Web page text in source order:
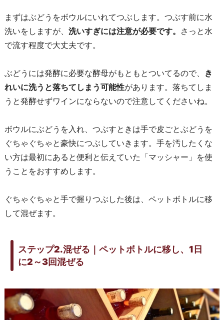
まずはぶどうをボウルにいれてつぶします。つぶす前に水
洗いをしますが、 洗いすぎには注意が必要です。 さっと水
で流す程度で大丈夫です。
ぶどうには発酵に必要な酵母がもともとついてるので、 き
れいに洗うと落ちてしまう可能性があります。落ちてしま
うと発酵せずワインにならないので注意してくださいね。
ボウルにぶどうを入れ、つぶすときは手で皮ごとぶどうを
ぐちゃぐちゃと豪快につぶしていきます。手を汚したくな
い方は最初にあると便利と伝えていた「マッシャー」を使
うことをおすすめします。
ぐちゃぐちゃと手で握りつぶした後は、ペットボトルに移
して混ぜます。
ステップ2.混ぜる｜ペットボトルに移し、1日
に2～3回混ぜる